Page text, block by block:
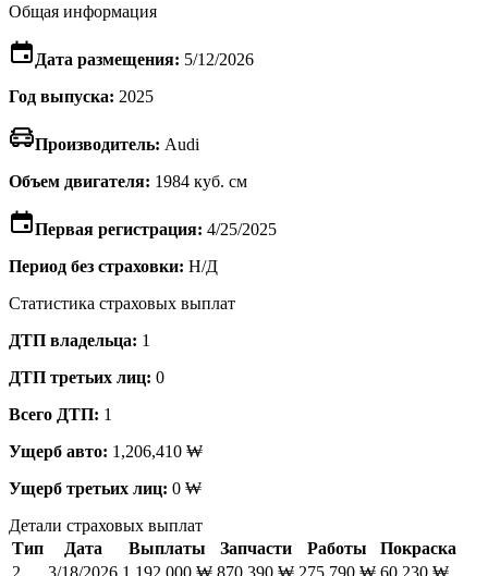
Общая информация
Дата размещения: 5/12/2026
Год выпуска: 2025
Производитель: Audi
Объем двигателя: 1984 куб. см
Первая регистрация: 4/25/2025
Период без страховки: Н/Д
Статистика страховых выплат
ДТП владельца: 1
ДТП третьих лиц: 0
Всего ДТП: 1
Ущерб авто: 1,206,410 ₩
Ущерб третьих лиц: 0 ₩
Детали страховых выплат
Тип
Дата Выплаты Запчасти Работы
Покраска
2
3/18/2026 1,192,000 ₩ 870,390 ₩ 275,790 ₩ 60,230 ₩